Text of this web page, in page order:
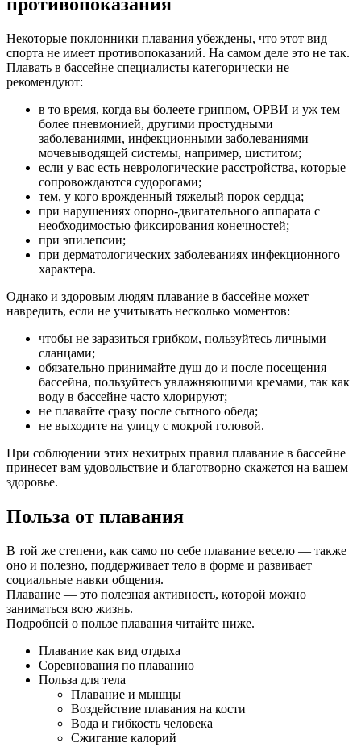
Некоторые поклонники плавания убеждены, что этот вид
спорта не имеет противопоказаний. На самом деле это не так.
Плавать в бассейне специалисты категорически не
рекомендуют:
в то время, когда вы болеете гриппом, ОРВИ и уж тем
более пневмонией, другими простудными
заболеваниями, инфекционными заболеваниями
мочевыводящей системы, например, циститом;
если у вас есть неврологические расстройства, которые
сопровождаются судорогами;
тем, у кого врожденный тяжелый порок сердца;
при нарушениях опорно-двигательного аппарата с
необходимостью фиксирования конечностей;
при эпилепсии;
при дерматологических заболеваниях инфекционного
характера.
Однако и здоровым людям плавание в бассейне может
навредить, если не учитывать несколько моментов:
чтобы не заразиться грибком, пользуйтесь личными
сланцами;
обязательно принимайте душ до и после посещения
бассейна, пользуйтесь увлажняющими кремами, так как
воду в бассейне часто хлорируют;
не плавайте сразу после сытного обеда;
не выходите на улицу с мокрой головой.
При соблюдении этих нехитрых правил плавание в бассейне
принесет вам удовольствие и благотворно скажется на вашем
здоровье.
Польза от плавания
В той же степени, как само по себе плавание весело — также
оно и полезно, поддерживает тело в форме и развивает
социальные навки общения.
Плавание — это полезная активность, которой можно
заниматься всю жизнь.
Подробней о пользе плавания читайте ниже.
Плавание как вид отдыха
Соревнования по плаванию
Польза для тела
Плавание и мышцы
Воздействие плавания на кости
Вода и гибкость человека
Сжигание калорий